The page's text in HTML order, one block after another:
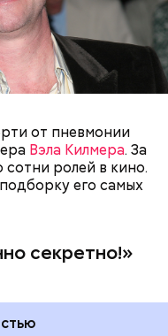
от пневмонии
Вэла Килмера. За
ролей в кино.
его самых
секретно!»
1984)